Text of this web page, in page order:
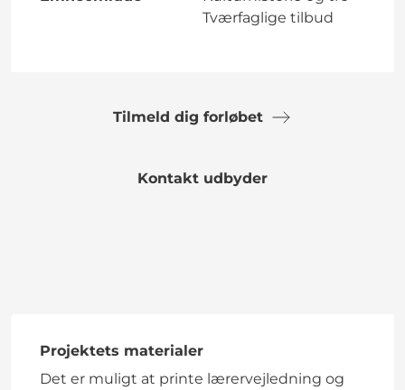
Tværfaglige tilbud
Tilmeld dig forløbet
Kontakt udbyder
Projektets materialer
Det er muligt at printe lærervejledning og